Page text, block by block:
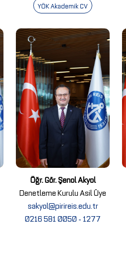
YÖK Akademik CV
Öğr. Gör. Şenol Akyol
Denetleme Kurulu Asil Üye
sakyol@pirireis.edu.tr
0216 581 0050 - 1277